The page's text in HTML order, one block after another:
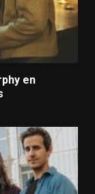
en